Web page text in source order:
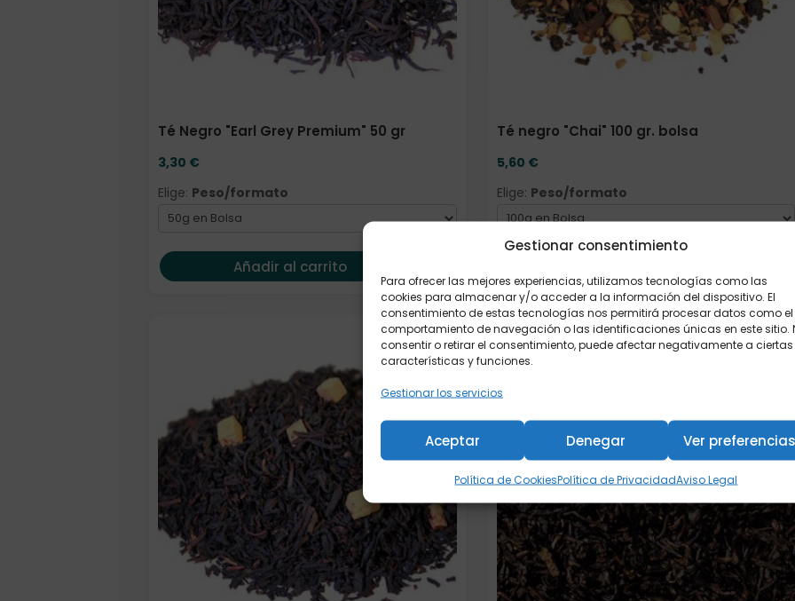
Gestionar consentimiento
Para ofrecer las mejores experiencias, utilizamos tecnologías como las
cookies para almacenar y/o acceder a la información del dispositivo. El
consentimiento de estas tecnologías nos permitirá procesar datos como el
comportamiento de navegación o las identificaciones únicas en este sitio.
consentir o retirar el consentimiento, puede afectar negativamente a ciertas
características y funciones.
Gestionar los servicios
Aceptar Denegar Ver
Política de CookiesPolítica de PrivacidadAviso Legal
Té Negro "Earl Grey Premium" 50 gr
3,30 €
Elige: Peso/formato
Añadir al carrito
Té negro "Chai" 100 gr. bolsa
5,60 €
Elige: Peso/formato